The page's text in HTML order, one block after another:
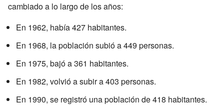
cambiado a lo largo de los años:
En 1962, había 427 habitantes.
En 1968, la población subió a 449 personas.
En 1975, bajó a 361 habitantes.
En 1982, volvió a subir a 403 personas.
En 1990, se registró una población de 418 habitantes.